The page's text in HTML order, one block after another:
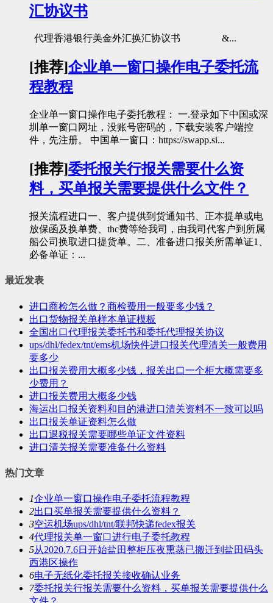
汇协议书
代理香港银行美金外汇换汇协议书 &...
[推荐]企业单一窗口操作电子委托流
程教程
企业单一窗口操作电子委托教程： 一.登录如下中国或深
圳单一窗口网址，没账号密码的，下载安装客户端控
件，先注册。 中国单一窗口：https://swapp.si...
[推荐]委托报关行报关需要什么资
料，买单报关需要提供什么文件？
报关流程进口一、客户提供到货通知书、正本提单或电
放保函及换单费、thc费等给我司，由我司代客户到所属
船公司换取进口提货单。二、准备进口报关所需单证1、
必备单证：...
最近发表
进口商检怎么做？商检费用一般要多少钱？
出口货物报关单样本单证模板
全国出口代理报关委托书和委托代理报关协议
ups/dhl/fedex/tnt/ems机场快件进口报关代理清关一般费用
要多少
出口报关费用大概多少钱，报关出口一个柜大概需要多
少费用？
进口报关费用大概多少钱
海运出口报关资料和目的港进口清关资料不一致可以吗
出口报关单证资料怎么做
出口退税报关需要哪些单证文件资料
进口清关报关需要准备什么资料
热门文章
1企业单一窗口操作电子委托流程教程
2出口买单报关需要提供什么资料？
3空运机场ups/dhl/tnt/联邦快递fedex报关
4代理报关单一窗口进行电子委托教程
5从2020.7.6日开始盐田整柜压夜熏蒸已搬迁到盐田码头
西港区操作
6电子无纸化委托报关接收确认业务
7委托报关行报关需要什么资料，买单报关需要提供什么